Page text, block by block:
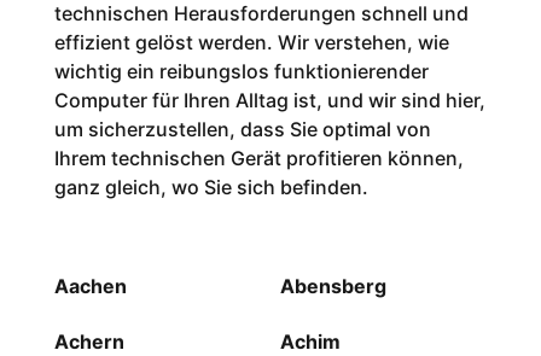
technischen Herausforderungen schnell und
effizient gelöst werden. Wir verstehen, wie
wichtig ein reibungslos funktionierender
Computer für Ihren Alltag ist, und wir sind hier,
um sicherzustellen, dass Sie optimal von
Ihrem technischen Gerät profitieren können,
ganz gleich, wo Sie sich befinden.
Aachen Abensberg
Achern Achim